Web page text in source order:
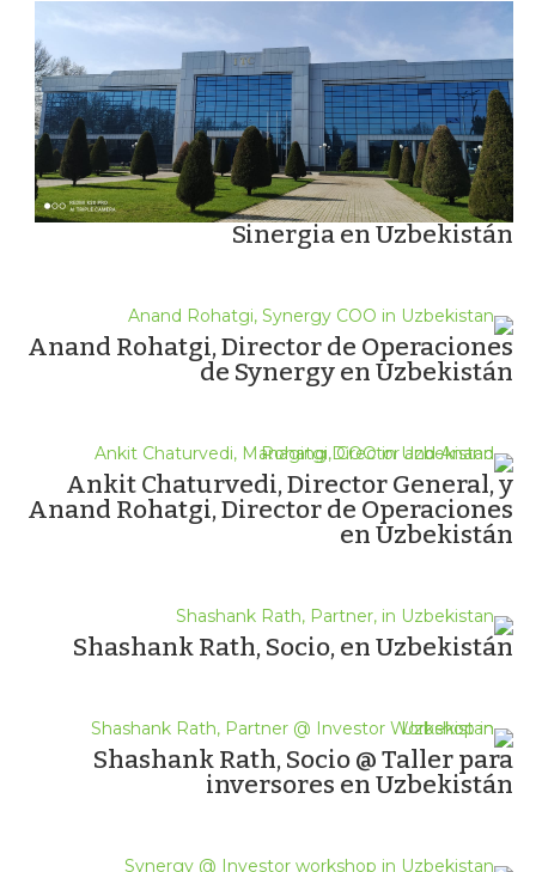
Sinergia en Uzbekistán
Anand Rohatgi, Director de Operaciones
de Synergy en Uzbekistán
Ankit Chaturvedi, Director General, y
Anand Rohatgi, Director de Operaciones
en Uzbekistán
Shashank Rath, Socio, en Uzbekistán
Shashank Rath, Socio @ Taller para
inversores en Uzbekistán